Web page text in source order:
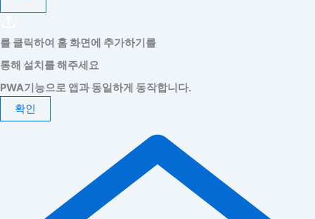
를 클릭하여 홈 화면에 추가하기를
통해 설치를 해주세요
PWA기능으로 앱과 동일하게 동작합니다.
확인